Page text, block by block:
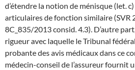
d’étendre la notion de ménisque (let.
articulaires de fonction similaire (SVR
8C_835/2013 consid. 4.3). D’autre
rigueur avec laquelle le Tribunal
probante des avis médicaux dans ce
médecin-conseil de l’assureur fournit